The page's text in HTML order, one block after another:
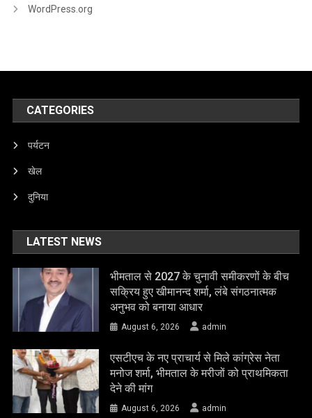
WordPress.org
CATEGORIES
पर्यटन
खेल
दुनिया
LATEST NEWS
भीमताल से 2027 के चुनावी समीकरणों के बीच
सक्रिय हुए खीमानन्द शर्मा, लंबे संगठनात्मक
अनुभव को बनाया आधार
August 6, 2026 admin
एसटीएच के नए प्राचार्य से मिले कांग्रेस नेता
मनोज शर्मा, भीमताल के मरीजों को प्राथमिकता
देने की मांग
August 6, 2026 admin